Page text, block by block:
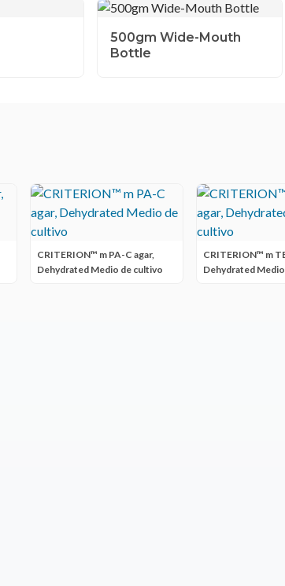
500gm Wide-Mouth
Bottle
CRITERION™ m PA-C agar,
Dehydrated Medio de cultivo
CRITERION™ m
Dehydrated